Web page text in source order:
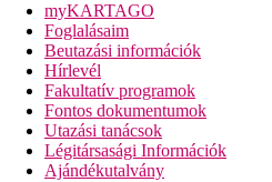
myKARTAGO
Foglalásaim
Beutazási információk
Hírlevél
Fakultatív programok
Fontos dokumentumok
Utazási tanácsok
Légitársasági Információk
Ajándékutalvány